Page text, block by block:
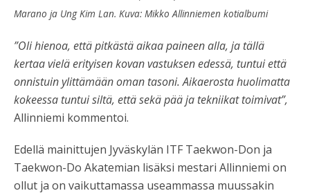
Marano ja Ung Kim Lan. Kuva: Mikko Allinniemen kotialbumi
”Oli hienoa, että pitkästä aikaa paineen alla, ja tällä
kertaa vielä erityisen kovan vastuksen edessä, tuntui että
onnistuin ylittämään oman tasoni. Aikaerosta huolimatta
kokeessa tuntui siltä, että sekä pää ja tekniikat toimivat”,
Allinniemi kommentoi.
Edellä mainittujen Jyväskylän ITF Taekwon-Don ja
Taekwon-Do Akatemian lisäksi mestari Allinniemi on
ollut ja on vaikuttamassa useammassa muussakin